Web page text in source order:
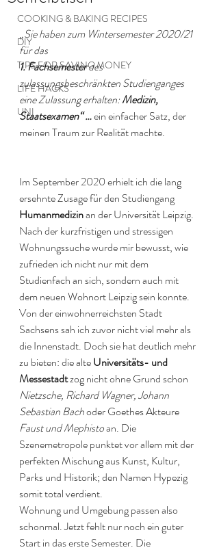
COOKING & BAKING RECIPES
DIY
TIPS FOR SAVING MONEY
LIFE HACKS
UNI
„Sie haben zum Wintersemester 2020/21
für das
1. Fachsemester des
zulassungsbeschränkten Studienganges
eine Zulassung erhalten: Medizin,
Staatsexamen“ … ein einfacher Satz, der
meinen Traum zur Realität machte.
Im September 2020 erhielt ich die lang
ersehnte Zusage für den Studiengang
Humanmedizin an der Universität Leipzig.
Nach der kurzfristigen und stressigen
Wohnungssuche wurde mir bewusst, wie
zufrieden ich nicht nur mit dem
Studienfach an sich, sondern auch mit
dem neuen Wohnort Leipzig sein konnte.
Von der einwohnerreichsten Stadt
Sachsens sah ich zuvor nicht viel mehr als
die Innenstadt. Doch sie hat deutlich mehr
zu bieten: die alte Universitäts- und
Messestadt zog nicht ohne Grund schon
Nietzsche, Richard Wagner, Johann
Sebastian Bach oder Goethes Akteure
Faust und Mephisto an. Die
Szenemetropole punktet vor allem mit der
perfekten Mischung aus Kunst, Kultur,
Parks und Historik; den Namen Hypezig
somit total verdient.
Wohnung und Umgebung passen also
schonmal. Jetzt fehlt nur noch ein guter
Start in das erste Semester. Die